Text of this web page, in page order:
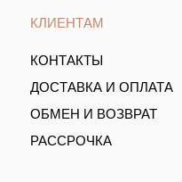
КЛИЕНТАМ
КОНТАКТЫ
ДОСТАВКА И ОПЛАТА
ОБМЕН И ВОЗВРАТ
РАССРОЧКА